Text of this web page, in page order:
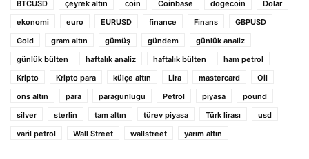
BTCUSD
çeyrek altın coin Coinbase dogecoin
Dolar
ekonomi
euro EURUSD finance Finans
GBPUSD
Gold
gram altın gümüş gündem
günlük analiz
günlük bülten
haftalık analiz haftalık bülten
ham petrol
Kripto
Kripto para külçe altın Lira mastercard
Oil
ons altın
para paragunlugu Petrol piyasa
pound
silver
sterlin tam altın türev piyasa Türk lirası
usd
varil petrol
Wall Street wallstreet yarım altın